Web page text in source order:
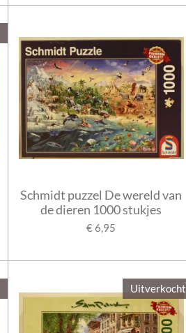
Schmidt puzzel De wereld van
de dieren 1000 stukjes
€ 6,95
Uitverkocht